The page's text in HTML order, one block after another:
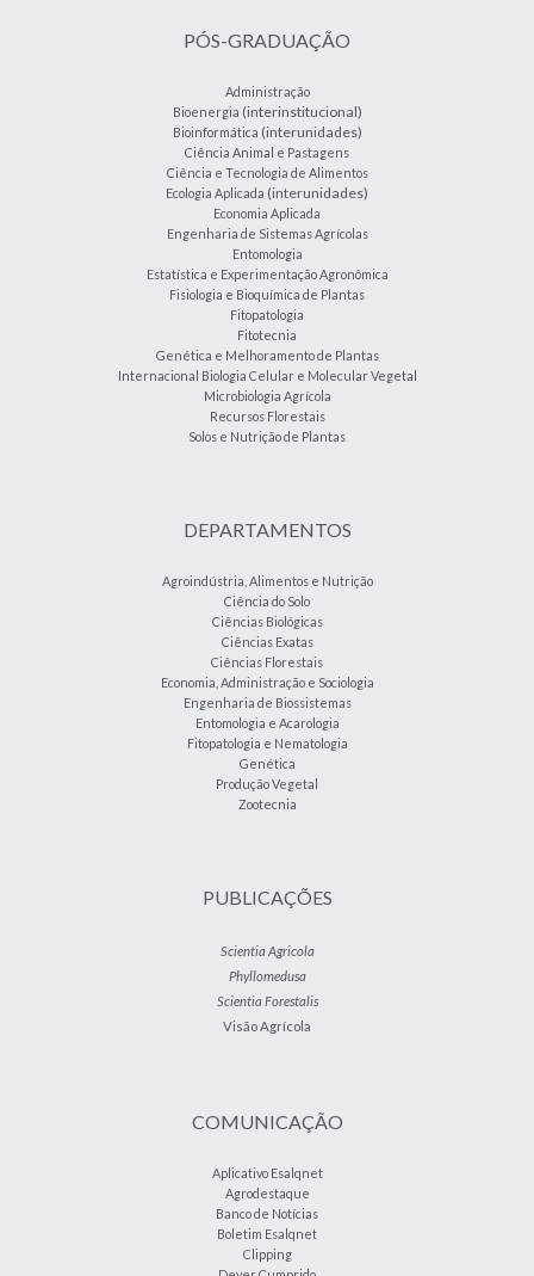
PÓS-GRADUAÇÃO
Administração
Bioenergia (interinstitucional)
Bioinformática (interunidades)
Ciência Animal e Pastagens
Ciência e Tecnologia de Alimentos
Ecologia Aplicada (interunidades)
Economia Aplicada
Engenharia de Sistemas Agrícolas
Entomologia
Estatística e Experimentação Agronômica
Fisiologia e Bioquímica de Plantas
Fitopatologia
Fitotecnia
Genética e Melhoramento de Plantas
Internacional Biologia Celular e Molecular Vegetal
Microbiologia Agrícola
Recursos Florestais
Solos e Nutrição de Plantas
DEPARTAMENTOS
Agroindústria, Alimentos e Nutrição
Ciência do Solo
Ciências Biológicas
Ciências Exatas
Ciências Florestais
Economia, Administração e Sociologia
Engenharia de Biossistemas
Entomologia e Acarologia
Fitopatologia e Nematologia
Genética
Produção Vegetal
Zootecnia
PUBLICAÇÕES
Scientia Agricola
Phyllomedusa
Scientia Forestalis
Visão Agrícola
COMUNICAÇÃO
Aplicativo Esalqnet
Agrodestaque
Banco de Notícias
Boletim Esalqnet
Clipping